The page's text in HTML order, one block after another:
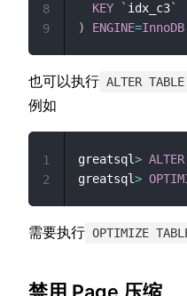
KEY
` idx_c3`
)
ENGINE=InnoDB
8
9
也可以执行 ALTER TABLE
例如
greatsql> ALTER
greatsql>
1
2
需要执行 OPTIMIZE